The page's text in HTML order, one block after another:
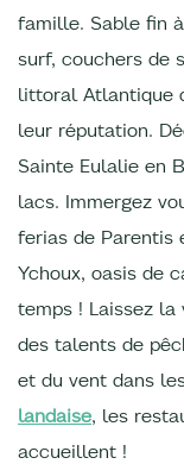
famille. Sable fin
surf, couchers de
littoral Atlantique
leur réputation.
Sainte Eulalie en
lacs. Immergez
ferias de Parentis
Ychoux, oasis de
temps ! Laissez
des talents de
et du vent dans
landaise, les
accueillent !